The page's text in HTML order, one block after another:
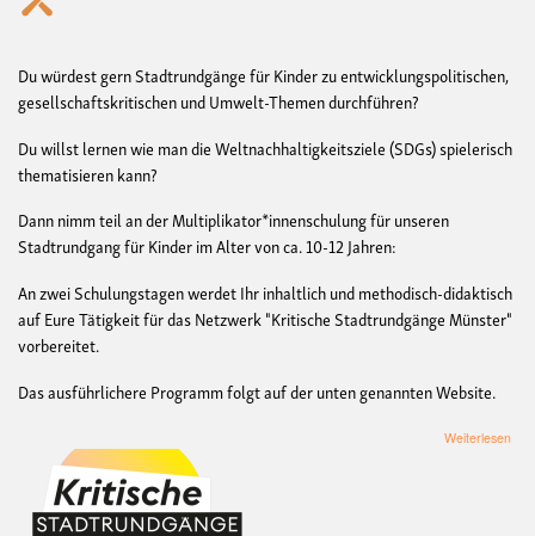
Du würdest gern Stadtrundgänge für Kinder zu entwicklungspolitischen,
gesellschaftskritischen und Umwelt-Themen durchführen?
Du willst lernen wie man die Weltnachhaltigkeitsziele (SDGs) spielerisch
thematisieren kann?
Dann nimm teil an der Multiplikator*innenschulung für unseren
Stadtrundgang für Kinder im Alter von ca. 10-12 Jahren:
An zwei Schulungstagen werdet Ihr inhaltlich und methodisch-didaktisch
auf Eure Tätigkeit für das Netzwerk "Kritische Stadtrundgänge Münster"
vorbereitet.
Das ausführlichere Programm folgt auf der unten genannten Website.
Weiterlesen